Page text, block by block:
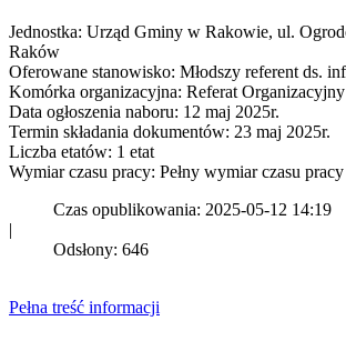
Jednostka: Urząd Gminy w Rakowie, ul.
Raków
Oferowane stanowisko: Młodszy referent ds.
Komórka organizacyjna: Referat Organizacyjny
Data ogłoszenia naboru: 12 maj 2025r.
Termin składania dokumentów: 23 maj 2025r.
Liczba etatów: 1 etat
Wymiar czasu pracy: Pełny wymiar czasu pracy
Czas opublikowania: 2025-05-12 14:19
|
Odsłony: 646
Pełna treść informacji